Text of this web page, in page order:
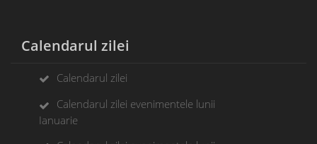
Calendarul zilei
Calendarul zilei
Calendarul zilei evenimentele lunii
Ianuarie